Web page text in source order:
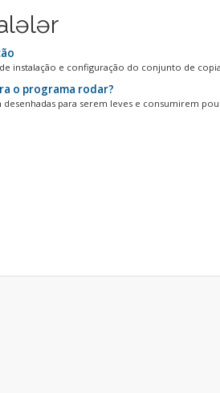
instalação e configuração do conjunto de
o programa rodar?
para serem leves e consumirem